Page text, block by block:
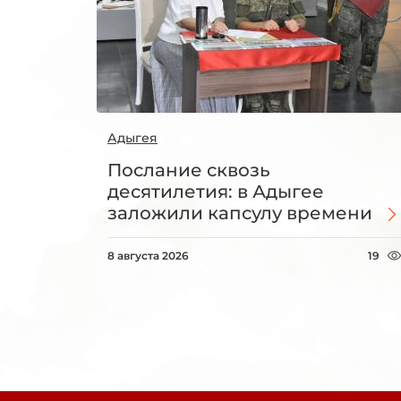
Адыгея
Послание сквозь
десятилетия: в Адыгее
заложили капсулу времени
8 августа 2026 19